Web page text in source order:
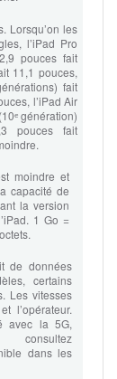
Lorsqu’on les
l’iPad Pro
pouces fait
11,1 pouces,
fait
l’iPad Air
génération)
pouces fait
moindre et
capacité de
la version
1 Go =
de données
certains
Les vitesses
l’opérateur.
avec la 5G,
dans les